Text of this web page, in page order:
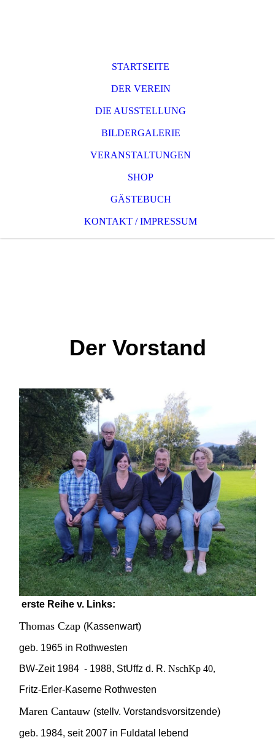
STARTSEITE
DER VEREIN
DIE AUSSTELLUNG
BILDERGALERIE
VERANSTALTUNGEN
SHOP
GÄSTEBUCH
KONTAKT / IMPRESSUM
Der Vorstand
erste Reihe v. Links:
Thomas Czap (Kassenwart)
geb. 1965 in Rothwesten
BW-Zeit 1984 - 1988, StUffz d. R.NschKp 40,
Fritz-Erler-Kaserne Rothwesten
Maren Cantauw (stellv. Vorstandsvorsitzende)
geb. 1984, seit 2007 in Fuldatal lebend